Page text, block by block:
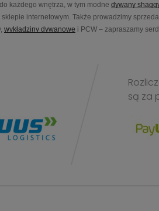
każdego wnętrza, w tym modne dywany
internetowym. Także prowadzimy
wykładziny dywanowe i PCW – zapraszamy
są za